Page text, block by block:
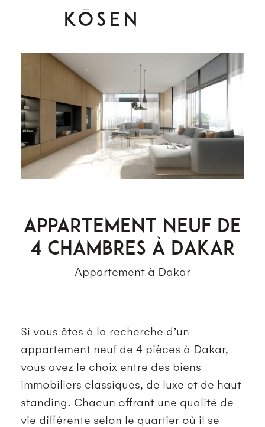
Appartement neuf de
4 chambres à Dakar
Appartement à Dakar
Si vous êtes à la recherche d’un
appartement neuf de 4 pièces à Dakar,
vous avez le choix entre des biens
immobiliers classiques, de luxe et de haut
standing. Chacun offrant une qualité de
vie différente selon le quartier où il se